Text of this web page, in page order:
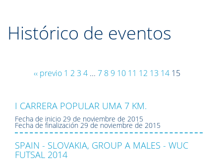
Histórico de eventos
‹‹ previo 1 2 3 4 ... 7 8 9 10 11 12 13 14 15
I CARRERA POPULAR UMA 7 KM.
Fecha de inicio 29 de noviembre de 2015
Fecha de finalización 29 de noviembre de 2015
SPAIN - SLOVAKIA, GROUP A MALES - WUC
FUTSAL 2014